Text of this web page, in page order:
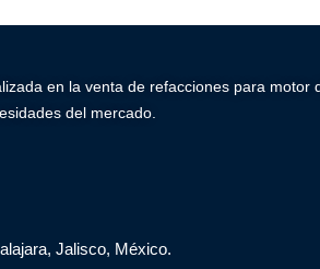
en la venta de refacciones para
del mercado.
Jalisco, México.